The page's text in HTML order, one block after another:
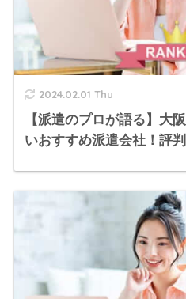
2024.02.01 Thu
【派遣のプロが語る】大
いおすすめ派遣会社！評